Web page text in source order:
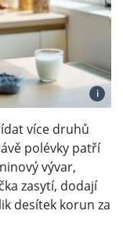
i
více druhů
polévky patří
vývar,
zasytí, dodají
desítek korun za